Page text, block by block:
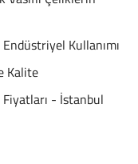
Kullanımı
Kalite
- İstanbul